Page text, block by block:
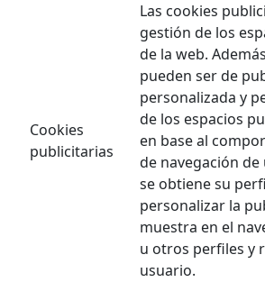
Cookies
publicitarias
Las cookies
gestión de los
de la web.
pueden ser de
personalizada y
de los espacios
en base al
de navegación
se obtiene su
personalizar la
muestra en el
u otros perfiles y
usuario.